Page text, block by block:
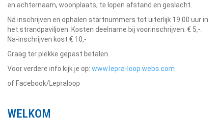
en achternaam, woonplaats, te lopen afstand en geslacht.
Ná inschrijven en ophalen startnummers tot uiterlijk 19.00 uur in
het strandpaviljoen. Kosten deelname bij voorinschrijven: € 5,-.
Na-inschrijven kost € 10,-
Graag ter plekke gepast betalen.
Voor verdere info kijk je op: www.lepra-loop.webs.com
of Facebook/Lepraloop
WELKOM